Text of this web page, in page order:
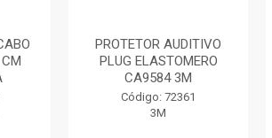
PROTETOR AUDITIVO
PLUG ELASTOMERO
CA9584 3M
Código: 72361
3M